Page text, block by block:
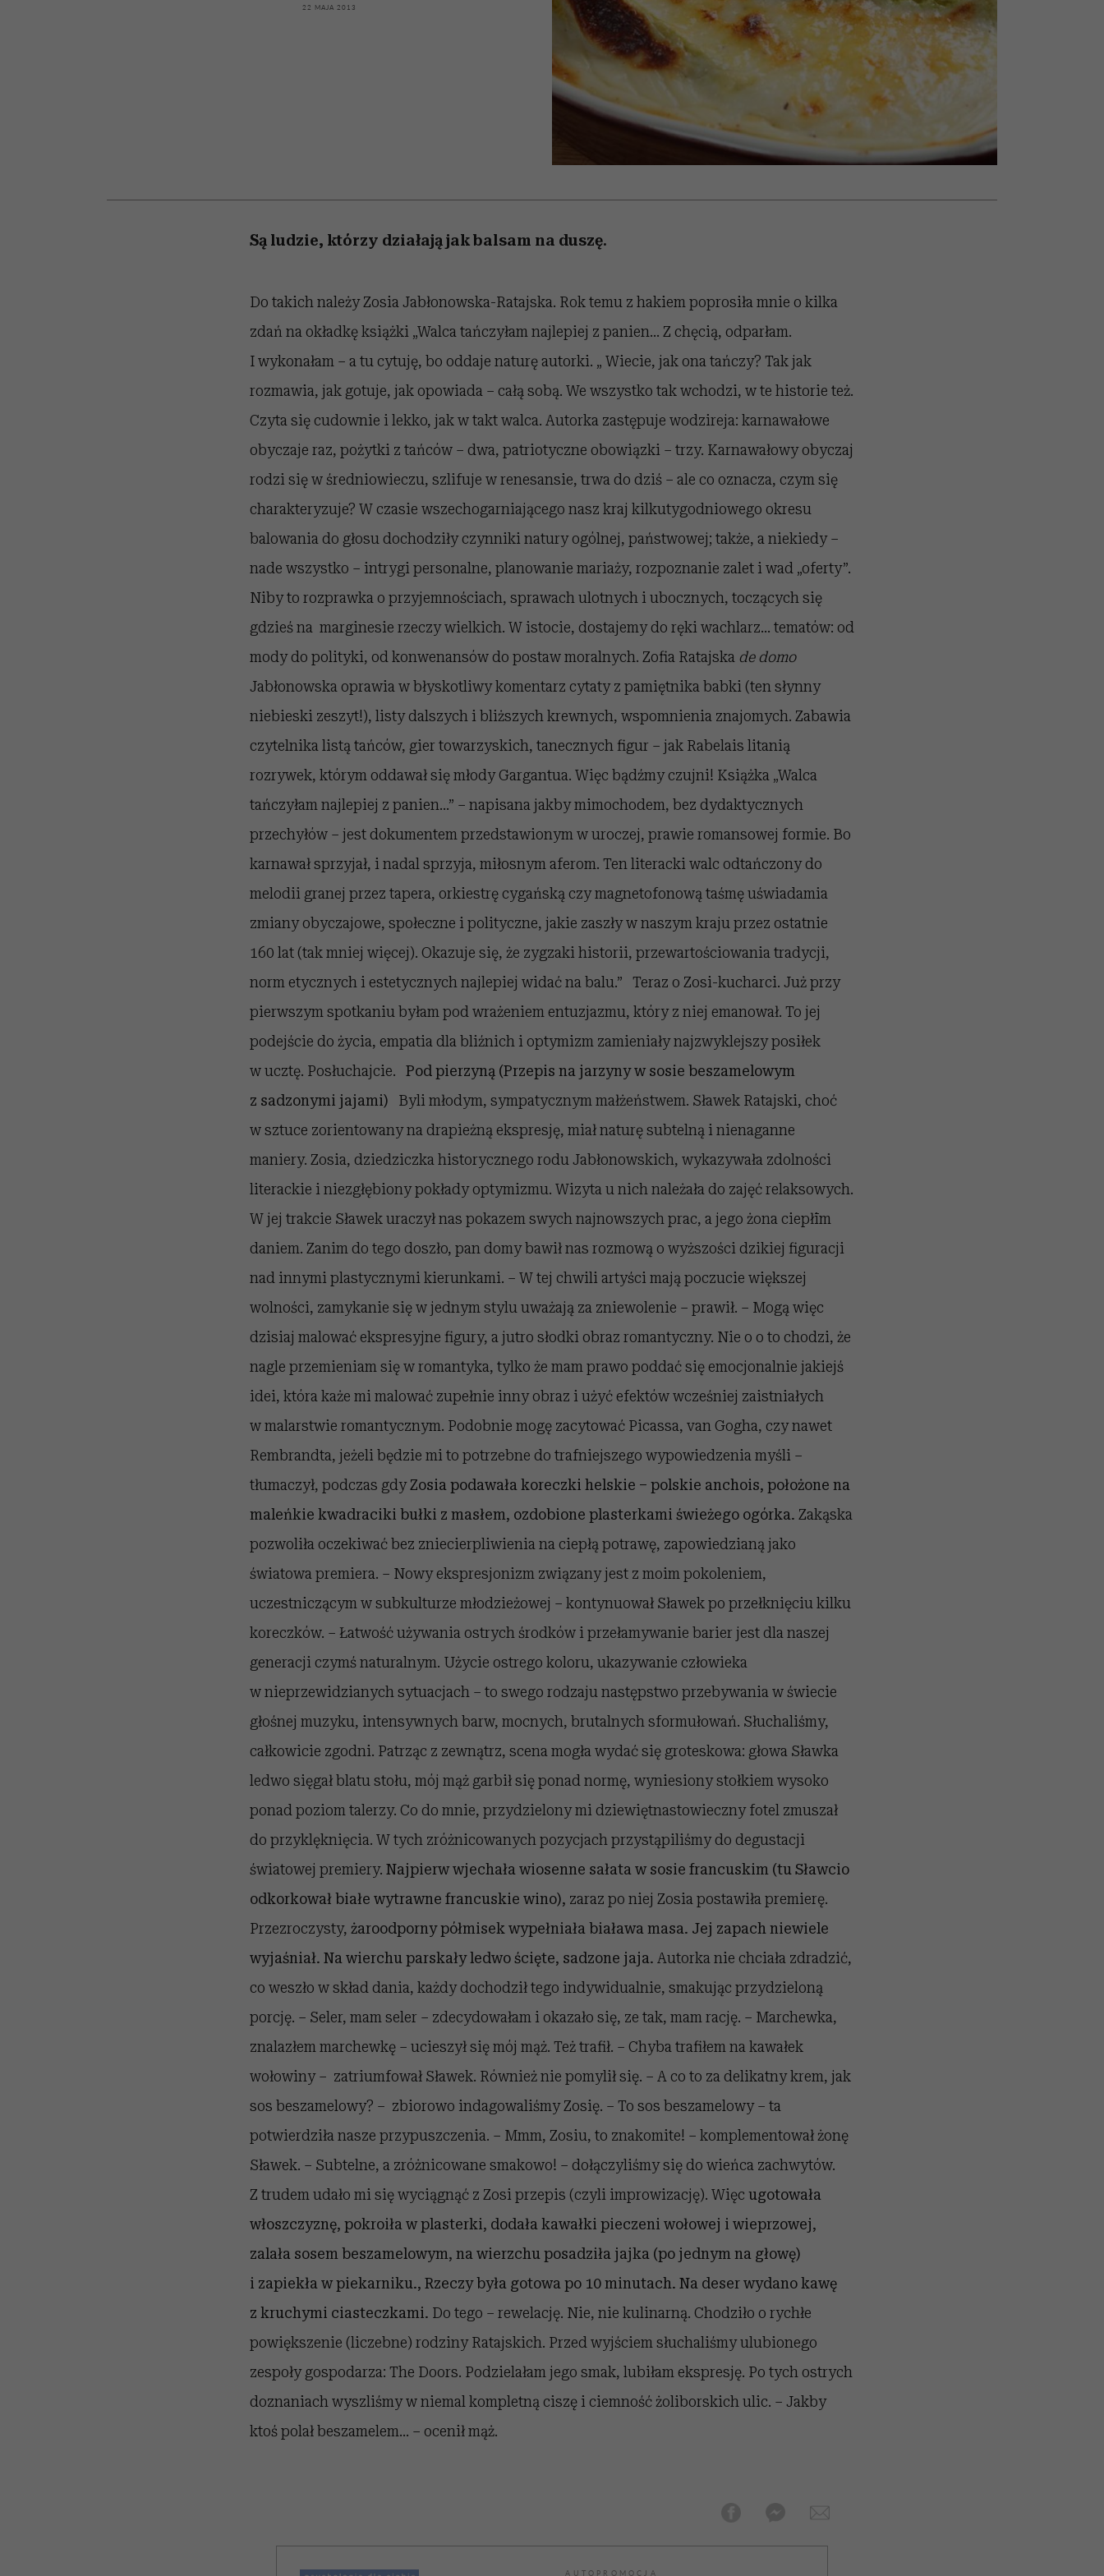
oglądanych na Netflixie
22 MAJA 2013
Są ludzie, którzy działają jak balsam na duszę.
Do takich należy Zosia Jabłonowska-Ratajska. Rok temu z hakiem poprosiła mnie o kilka
zdań na okładkę książki „Walca tańczyłam najlepiej z panien… Z chęcią, odparłam.
I wykonałam – a tu cytuję, bo oddaje naturę autorki. „ Wiecie, jak ona tańczy? Tak jak
rozmawia, jak gotuje, jak opowiada – całą sobą. We wszystko tak wchodzi, w te historie też.
Czyta się cudownie i lekko, jak w takt walca. Autorka zastępuje wodzireja: karnawałowe
obyczaje raz, pożytki z tańców – dwa, patriotyczne obowiązki – trzy. Karnawałowy obyczaj
rodzi się w średniowieczu, szlifuje w renesansie, trwa do dziś – ale co oznacza, czym się
charakteryzuje? W czasie wszechogarniającego nasz kraj kilkutygodniowego okresu
balowania do głosu dochodziły czynniki natury ogólnej, państwowej; także, a niekiedy –
nade wszystko – intrygi personalne, planowanie mariaży, rozpoznanie zalet i wad „oferty”.
Niby to rozprawka o przyjemnościach, sprawach ulotnych i ubocznych, toczących się
gdzieś na marginesie rzeczy wielkich. W istocie, dostajemy do ręki wachlarz… tematów: od
mody do polityki, od konwenansów do postaw moralnych. Zofia Ratajska de domo
Jabłonowska oprawia w błyskotliwy komentarz cytaty z pamiętnika babki (ten słynny
niebieski zeszyt!), listy dalszych i bliższych krewnych, wspomnienia znajomych. Zabawia
czytelnika listą tańców, gier towarzyskich, tanecznych figur – jak Rabelais litanią
rozrywek, którym oddawał się młody Gargantua. Więc bądźmy czujni! Książka „Walca
tańczyłam najlepiej z panien…” – napisana jakby mimochodem, bez dydaktycznych
przechyłów – jest dokumentem przedstawionym w uroczej, prawie romansowej formie. Bo
karnawał sprzyjał, i nadal sprzyja, miłosnym aferom. Ten literacki walc odtańczony do
melodii granej przez tapera, orkiestrę cygańską czy magnetofonową taśmę uświadamia
zmiany obyczajowe, społeczne i polityczne, jakie zaszły w naszym kraju przez ostatnie
160 lat (tak mniej więcej). Okazuje się, że zygzaki historii, przewartościowania tradycji,
norm etycznych i estetycznych najlepiej widać na balu.” Teraz o Zosi-kucharci. Już przy
pierwszym spotkaniu byłam pod wrażeniem entuzjazmu, który z niej emanował. To jej
podejście do życia, empatia dla bliźnich i optymizm zamieniały najzwyklejszy posiłek
w ucztę. Posłuchajcie. Pod pierzyną (Przepis na jarzyny w sosie beszamelowym
z sadzonymi jajami) Byli młodym, sympatycznym małżeństwem. Sławek Ratajski, choć
w sztuce zorientowany na drapieżną ekspresję, miał naturę subtelną i nienaganne
maniery. Zosia, dziedziczka historycznego rodu Jabłonowskich, wykazywała zdolności
literackie i niezgłębiony pokłady optymizmu. Wizyta u nich należała do zajęć relaksowych.
W jej trakcie Sławek uraczył nas pokazem swych najnowszych prac, a jego żona ciepłīm
daniem. Zanim do tego doszło, pan domy bawił nas rozmową o wyższości dzikiej figuracji
nad innymi plastycznymi kierunkami. – W tej chwili artyści mają poczucie większej
wolności, zamykanie się w jednym stylu uważają za zniewolenie – prawił. – Mogą więc
dzisiaj malować ekspresyjne figury, a jutro słodki obraz romantyczny. Nie o o to chodzi, że
nagle przemieniam się w romantyka, tylko że mam prawo poddać się emocjonalnie jakiejś
idei, która każe mi malować zupełnie inny obraz i użyć efektów wcześniej zaistniałych
w malarstwie romantycznym. Podobnie mogę zacytować Picassa, van Gogha, czy nawet
Rembrandta, jeżeli będzie mi to potrzebne do trafniejszego wypowiedzenia myśli –
tłumaczył, podczas gdyZosia podawała koreczki helskie – polskie anchois, położone na
maleńkie kwadraciki bułki z masłem, ozdobione plasterkami świeżego ogórka. Zakąska
pozwoliła oczekiwać bez zniecierpliwienia na ciepłą potrawę, zapowiedzianą jako
światowa premiera. – Nowy ekspresjonizm związany jest z moim pokoleniem,
uczestniczącym w subkulturze młodzieżowej – kontynuował Sławek po przełknięciu kilku
koreczków. – Łatwość używania ostrych środków i przełamywanie barier jest dla naszej
generacji czymś naturalnym. Użycie ostrego koloru, ukazywanie człowieka
w nieprzewidzianych sytuacjach – to swego rodzaju następstwo przebywania w świecie
głośnej muzyku, intensywnych barw, mocnych, brutalnych sformułowań. Słuchaliśmy,
całkowicie zgodni. Patrząc z zewnątrz, scena mogła wydać się groteskowa: głowa Sławka
ledwo sięgał blatu stołu, mój mąż garbił się ponad normę, wyniesiony stołkiem wysoko
ponad poziom talerzy. Co do mnie, przydzielony mi dziewiętnastowieczny fotel zmuszał
do przyklęknięcia. W tych zróżnicowanych pozycjach przystąpiliśmy do degustacji
światowej premiery. Najpierw wjechała wiosenne sałata w sosie francuskim (tu Sławcio
odkorkował białe wytrawne francuskie wino), zaraz po niej Zosia postawiła premierę.
Przezroczysty, żaroodporny półmisek wypełniała biaława masa. Jej zapach niewiele
wyjaśniał. Na wierchu parskały ledwo ścięte, sadzone jaja. Autorka nie chciała zdradzić,
co weszło w skład dania, każdy dochodził tego indywidualnie, smakując przydzieloną
porcję. – Seler, mam seler – zdecydowałam i okazało się, ze tak, mam rację. – Marchewka,
znalazłem marchewkę – ucieszył się mój mąż. Też trafił. – Chyba trafiłem na kawałek
wołowiny – zatriumfował Sławek. Również nie pomylił się. – A co to za delikatny krem, jak
sos beszamelowy? – zbiorowo indagowaliśmy Zosię. – To sos beszamelowy – ta
potwierdziła nasze przypuszczenia. – Mmm, Zosiu, to znakomite! – komplementował żonę
Sławek. – Subtelne, a zróżnicowane smakowo! – dołączyliśmy się do wieńca zachwytów.
Z trudem udało mi się wyciągnąć z Zosi przepis (czyli improwizację). Więc ugotowała
włoszczyznę, pokroiła w plasterki, dodała kawałki pieczeni wołowej i wieprzowej,
zalała sosem beszamelowym, na wierzchu posadziła jajka (po jednym na głowę)
i zapiekła w piekarniku., Rzeczy była gotowa po 10 minutach. Na deser wydano kawę
z kruchymi ciasteczkami. Do tego – rewelację. Nie, nie kulinarną. Chodziło o rychłe
powiększenie (liczebne) rodziny Ratajskich. Przed wyjściem słuchaliśmy ulubionego
zespoły gospodarza: The Doors. Podzielałam jego smak, lubiłam ekspresję. Po tych ostrych
doznaniach wyszliśmy w niemal kompletną ciszę i ciemność żoliborskich ulic. – Jakby
ktoś polał beszamelem… – ocenił mąż.
AUTOPROMOCJA